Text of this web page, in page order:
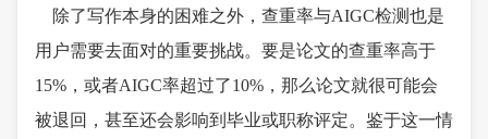
除了写作本身的困难之外，查重率与AIGC检测也是
用户需要去面对的重要挑战。要是论文的查重率高于
15%，或者AIGC率超过了10%，那么论文就很可能会
被退回，甚至还会影响到毕业或职称评定。鉴于这一情